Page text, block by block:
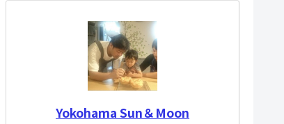
Yokohama Sun＆Moon